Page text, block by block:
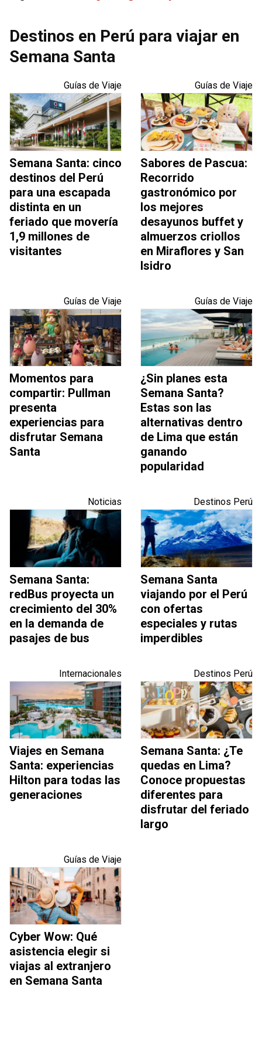
Destinos en Perú para viajar en
Semana Santa
Guías de Viaje
Semana Santa: cinco
destinos del Perú
para una escapada
distinta en un
feriado que movería
1,9 millones de
visitantes
Guías de Viaje
Sabores de Pascua:
Recorrido
gastronómico por
los mejores
desayunos buffet y
almuerzos criollos
en Miraflores y San
Isidro
Guías de Viaje
Momentos para
compartir: Pullman
presenta
experiencias para
disfrutar Semana
Santa
Guías de Viaje
¿Sin planes esta
Semana Santa?
Estas son las
alternativas dentro
de Lima que están
ganando
popularidad
Noticias
Semana Santa:
redBus proyecta un
crecimiento del 30%
en la demanda de
pasajes de bus
Destinos Perú
Semana Santa
viajando por el Perú
con ofertas
especiales y rutas
imperdibles
Internacionales
Viajes en Semana
Santa: experiencias
Hilton para todas las
generaciones
Destinos Perú
Semana Santa: ¿Te
quedas en Lima?
Conoce propuestas
diferentes para
disfrutar del feriado
largo
Guías de Viaje
Cyber Wow: Qué
asistencia elegir si
viajas al extranjero
en Semana Santa